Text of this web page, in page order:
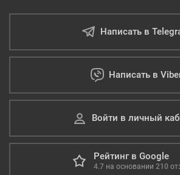
Написать в
Написать в
Войти в личный
Рейтинг в Google
4.7 на основании 210